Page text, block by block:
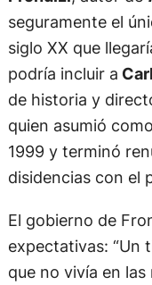
seguramente el
siglo XX que
podría incluir a
de historia y
quien asumió
1999 y terminó
disidencias con el
El gobierno de
expectativas: “Un
que no vivía en